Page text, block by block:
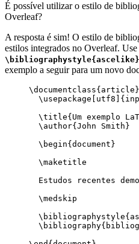
É possível utilizar o estilo de
Overleaf?
A resposta é sim! O estilo de
estilos integrados no Overleaf.
\bibliographystyle{ascelike}
exemplo a seguir para um novo
\documentclass{ article }
\usepackage
utf8 ]{
\title{Um exemplo
\author{John Smith}
\begin{ document }
\maketitle
Estudos recentes
\medskip
\bibliographystyle
\bibliography